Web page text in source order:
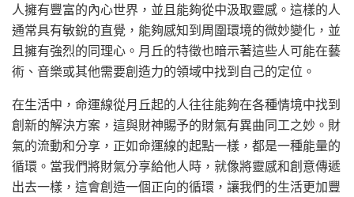
人擁有豐富的內心世界，並且能夠從中汲取靈感。這樣的人
通常具有敏銳的直覺，能夠感知到周圍環境的微妙變化，並
且擁有強烈的同理心。月丘的特徵也暗示著這些人可能在藝
術、音樂或其他需要創造力的領域中找到自己的定位。
在生活中，命運線從月丘起的人往往能夠在各種情境中找到
創新的解決方案，這與財神賜予的財氣有異曲同工之妙。財
氣的流動和分享，正如命運線的起點一樣，都是一種能量的
循環。當我們將財氣分享給他人時，就像將靈感和創意傳遞
出去一樣，這會創造一個正向的循環，讓我們的生活更加豐